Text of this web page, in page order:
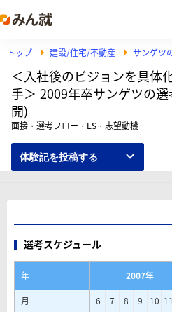
トップ 建設/住宅/不動産 サンゲツ
＜入社後のビジョンを具体
手＞ 2009年卒サンゲツの
開)
面接・選考フロー・ES・志望動機
体験記を投稿する
選考スケジュール
年 2007年
月
6 7 8 9 10 11